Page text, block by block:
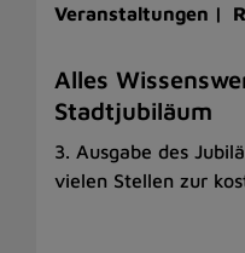
Veranstaltungen |
Alles
Stadtjubiläum
3. Ausgabe des
vielen Stellen zur